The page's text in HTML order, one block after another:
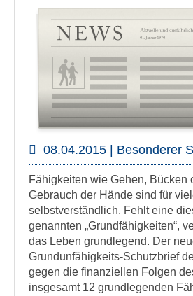
08.04.2015 | Besonderer
Fähigkeiten wie Gehen, Bücken
Gebrauch der Hände sind für
selbstverständlich. Fehlt eine
genannten „Grundfähigkeiten“,
das Leben grundlegend. Der
Grundunfähigkeits-Schutzbrief
gegen die finanziellen Folgen
insgesamt 12 grundlegenden